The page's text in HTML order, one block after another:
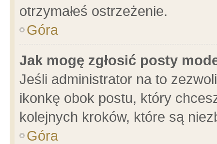
otrzymałeś ostrzeżenie.
Góra
Jak mogę zgłosić posty
Jeśli administrator na to
ikonkę obok postu, który
kolejnych kroków, które są
Góra